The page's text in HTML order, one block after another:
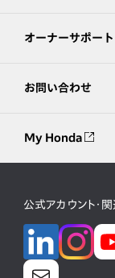
オーナーサポート
お問い合わせ
My Honda
公式アカウント・